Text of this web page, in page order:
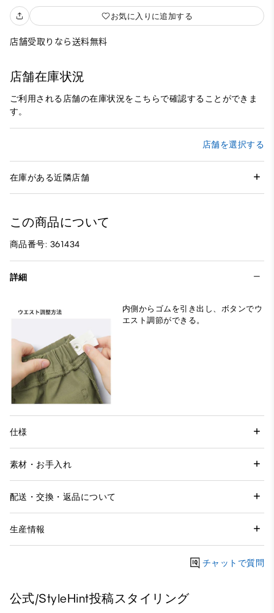
お気に入りに追加する
店舗受取りなら送料無料
店舗在庫状況
ご利用される店舗の在庫状況をこちらで確認することができま
す。
店舗を選択する
在庫がある近隣店舗
この商品について
商品番号: 361434
詳細
内側からゴムを引き出し、ボタンでウ
エスト調節ができる。
仕様
素材・お手入れ
配送・交換・返品について
生産情報
チャットで質問
公式/StyleHint投稿スタイリング